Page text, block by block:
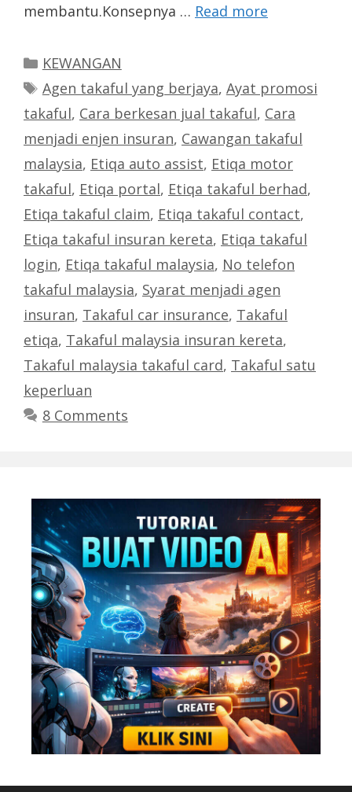
membantu.Konsepnya … Read more
Categories
KEWANGAN
Tags
Agen takaful yang berjaya, Ayat promosi
takaful, Cara berkesan jual takaful, Cara
menjadi enjen insuran, Cawangan takaful
malaysia, Etiqa auto assist, Etiqa motor
takaful, Etiqa portal, Etiqa takaful berhad,
Etiqa takaful claim, Etiqa takaful contact,
Etiqa takaful insuran kereta, Etiqa takaful
login, Etiqa takaful malaysia, No telefon
takaful malaysia, Syarat menjadi agen
insuran, Takaful car insurance, Takaful
etiqa, Takaful malaysia insuran kereta,
Takaful malaysia takaful card, Takaful satu
keperluan
8 Comments